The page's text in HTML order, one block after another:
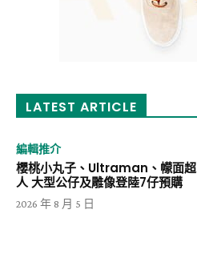
LATEST ARTICLE
編輯推介
櫻桃小丸子、Ultraman、幪面超
人 大型公仔及雕像登陸7仔預購
2026 年 8 月 5 日